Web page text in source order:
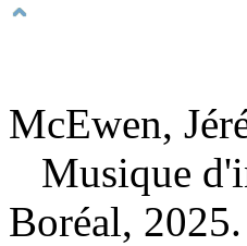
McEwen,
Musique
Boréal,